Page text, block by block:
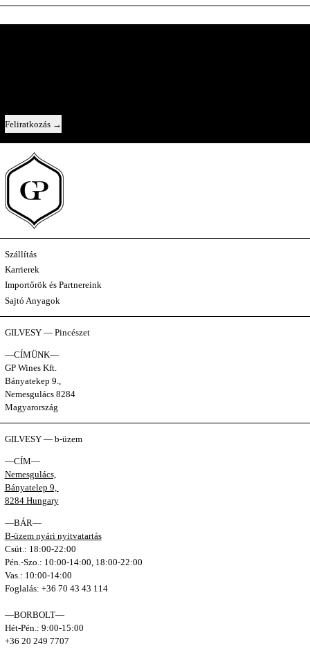
Feliratkozás
Szállítás
Karrierek
Importőrök és Partnereink
Sajtó Anyagok
GILVESY — Pincészet
—CÍMÜNK—
GP Wines Kft.
Bányatekep 9.,
Nemesgulács 8284
Magyarország
GILVESY — b-üzem
—CÍM—
Nemesgulács,
Bányatelep 9,
8284 Hungary
—BÁR—
B-üzem nyári nyitvatartás
Csüt.: 18:00-22:00
Pén.-Szo.: 10:00-14:00, 18:00-22:00
Vas.: 10:00-14:00
Foglalás: +36 70 43 43 114
—BORBOLT—
Hét-Pén.: 9:00-15:00
+36 20 249 7707